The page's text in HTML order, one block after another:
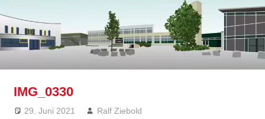
IMG_0330
29. Juni 2021 Ralf Ziebold